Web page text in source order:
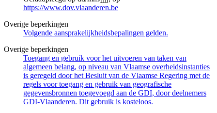
https://www.dov.vlaanderen.be
Overige beperkingen
Volgende aansprakelijkheidsbepalingen gelden.
Overige beperkingen
Toegang en gebruik voor het uitvoeren van taken van
algemeen belang, op niveau van Vlaamse overheidsinstanties
is geregeld door het Besluit van de Vlaamse Regering met de
regels voor toegang en gebruik van geografische
gegevensbronnen toegevoegd aan de GDI, door deelnemers
GDI-Vlaanderen. Dit gebruik is kosteloos.